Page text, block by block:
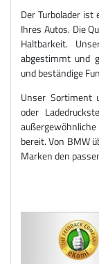
Der Turbolader
Ihres Autos. Die
Haltbarkeit.
abgestimmt und
und beständige
Unser Sortiment
oder
bereit. Von BMW
Marken den